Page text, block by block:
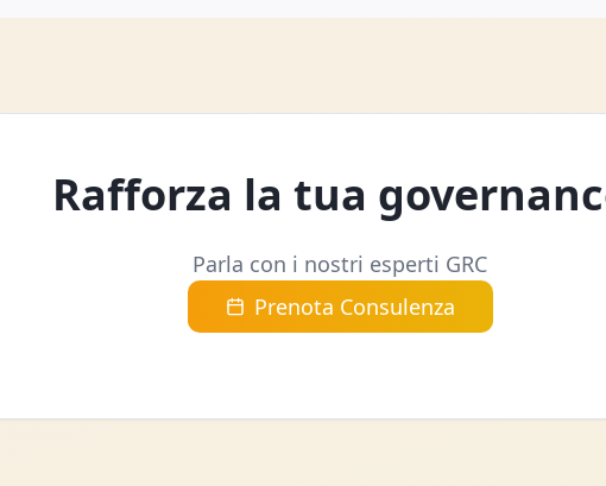
Rafforza la tua
Parla con i nostri esperti GRC
Prenota Consulenza